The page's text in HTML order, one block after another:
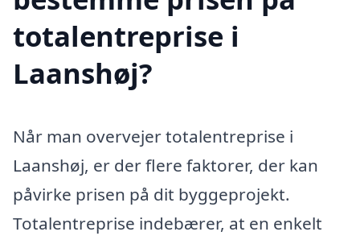
totalentreprise i
Laanshøj?
Når man overvejer totalentreprise i
Laanshøj, er der flere faktorer, der kan
påvirke prisen på dit byggeprojekt.
Totalentreprise indebærer, at en enkelt